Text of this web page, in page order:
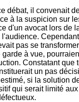
débat, il convenait
à la suspicion sur
d'un avocat lors
pas se
à vue,
Constatant
un pas
si la solution
qui serait limité